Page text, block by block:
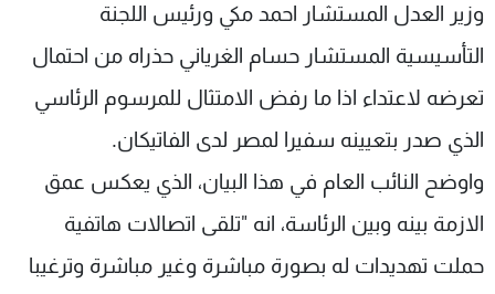
وزير العدل المستشار احمد مكي ورئيس اللجنة
التأسيسية المستشار حسام الغرياني حذراه من احتمال
تعرضه لاعتداء اذا ما رفض الامتثال للمرسوم الرئاسي
الذي صدر بتعيينه سفيرا لمصر لدى الفاتيكان.
واوضح النائب العام في هذا البيان، الذي يعكس عمق
الازمة بينه وبين الرئاسة، انه "تلقى اتصالات هاتفية
حملت تهديدات له بصورة مباشرة وغير مباشرة وترغيبا